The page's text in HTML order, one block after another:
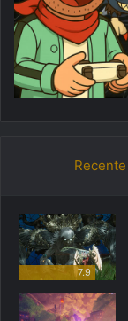
Recente
7.9